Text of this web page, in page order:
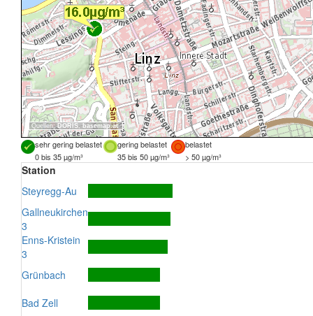
Quellen:DORIS, basemap.at
sehr gering belastet gering belastet
belastet
0 bis 35 µg/m³
35 bis 50 µg/m³ > 50 µg/m³
Station
Steyregg-Au
Gallneukirchen
3
Enns-Kristein
3
Grünbach
Bad Zell